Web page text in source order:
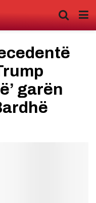
garën